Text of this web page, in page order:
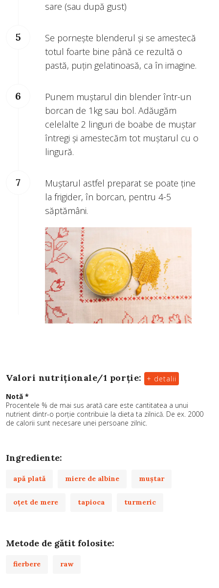
sare (sau după gust)
Se pornește blenderul și se amestecă
totul foarte bine până ce rezultă o
pastă, puțin gelatinoasă, ca în imagine.
Punem muștarul din blender într-un
borcan de 1kg sau bol. Adăugăm
celelalte 2 linguri de boabe de muștar
întregi și amestecăm tot muștarul cu o
lingură.
Muștarul astfel preparat se poate ține
la frigider, în borcan, pentru 4-5
săptămâni.
Valori nutriționale/1 porție:
+ detalii
Notă *
Procentele % de mai sus arată care este cantitatea a unui
nutrient dintr-o porție contribuie la dieta ta zilnică. De ex. 2000
de calorii sunt necesare unei persoane zilnic.
Ingrediente:
apă plată miere de albine muștar
oţet de mere tapioca turmeric
Metode de gătit folosite:
fierbere raw